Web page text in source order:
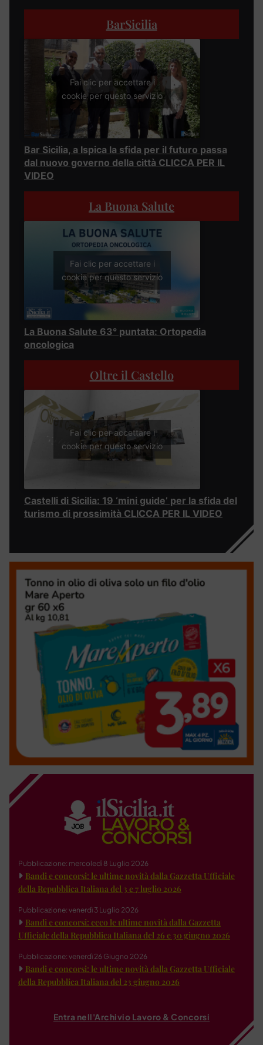
BarSicilia
Fai clic per accettare i
cookie per questo servizio
Bar Sicilia, a Ispica la sfida per il futuro passa
dal nuovo governo della città CLICCA PER IL
VIDEO
La Buona Salute
Fai clic per accettare i
cookie per questo servizio
La Buona Salute 63° puntata: Ortopedia
oncologica
Oltre il Castello
Fai clic per accettare i
cookie per questo servizio
Castelli di Sicilia: 19 ‘mini guide’ per la sfida del
turismo di prossimità CLICCA PER IL VIDEO
Pubblicazione: mercoledì 8 Luglio 2026
Bandi e concorsi: le ultime novità dalla Gazzetta Ufficiale
della Repubblica Italiana del 3 e 7 luglio 2026
Pubblicazione: venerdì 3 Luglio 2026
Bandi e concorsi: ecco le ultime novità dalla Gazzetta
Ufficiale della Repubblica Italiana del 26 e 30 giugno 2026
Pubblicazione: venerdì 26 Giugno 2026
Bandi e concorsi: le ultime novità dalla Gazzetta Ufficiale
della Repubblica Italiana del 23 giugno 2026
Entra nell'Archivio Lavoro & Concorsi